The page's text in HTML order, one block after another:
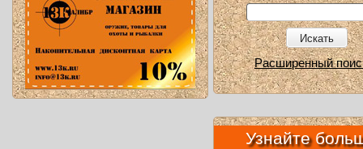
Искать
Расширенный
Узнайте